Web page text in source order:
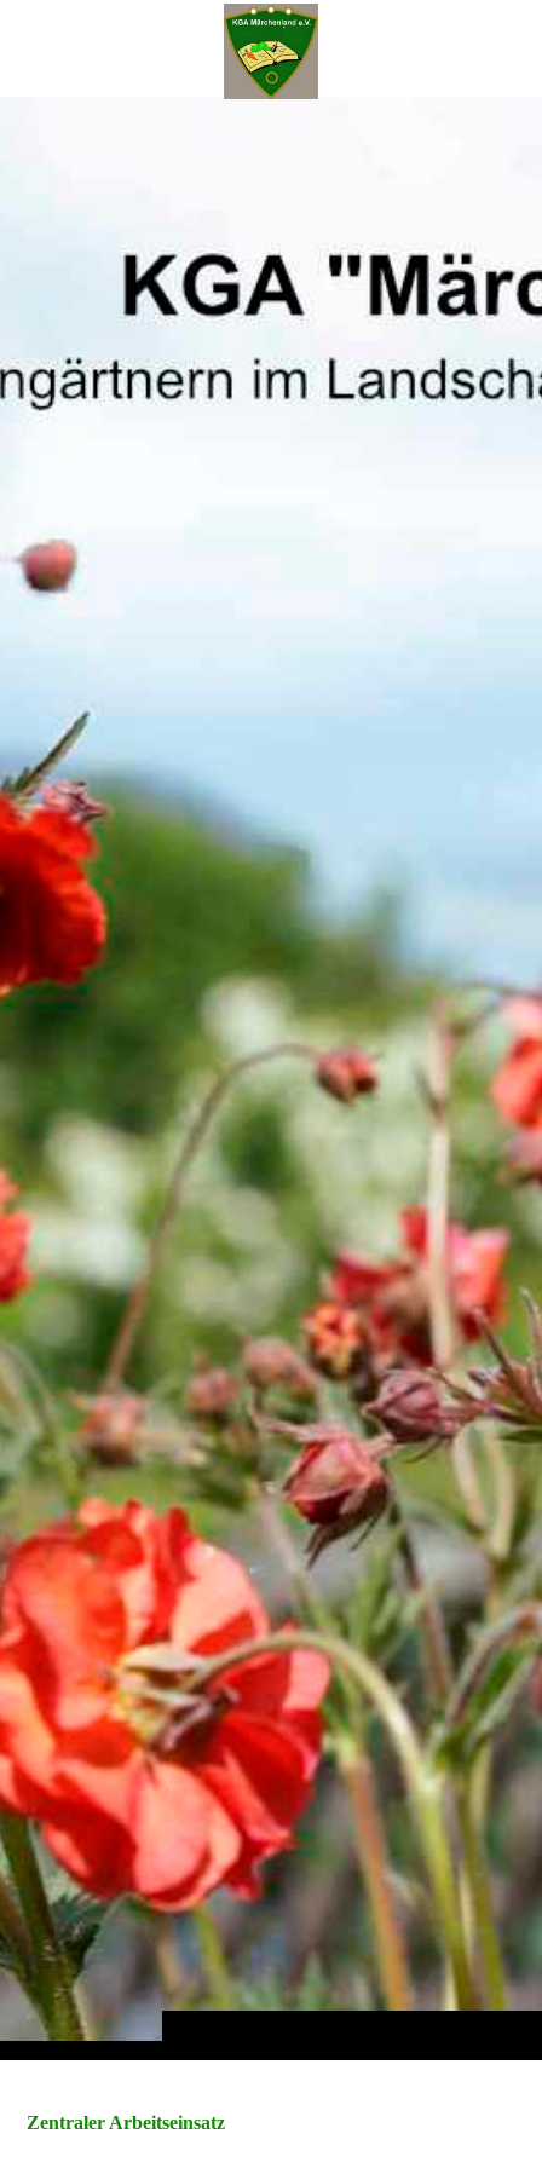
Zentraler Arbeitseinsatz